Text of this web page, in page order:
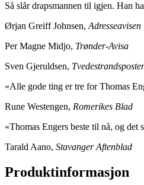
Så slår drapsmannen til igjen. Han
Ørjan Greiff Johnsen, Adresseavisen
Per Magne Midjo, Trønder-Avisa
Sven Gjeruldsen,
«Alle gode ting er tre for Thomas
Rune Westengen, Romerikes Blad
«Thomas Engers beste til nå, og det
Tarald Aano, Stavanger Aftenblad
Produktinformasjon